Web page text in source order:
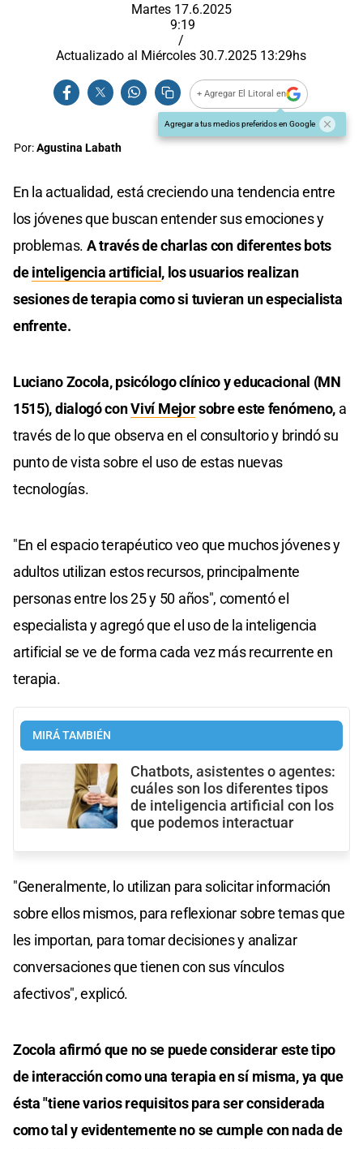
Martes 17.6.2025
9:19
/
Actualizado al Miércoles 30.7.2025 13:29hs
+ Agregar El Litoral en
Agregar a tus medios preferidos en Google
Por:Agustina Labath
En la actualidad, está creciendo una tendencia entre
los jóvenes que buscan entender sus emociones y
problemas. A través de charlas con diferentes bots
deinteligencia artificial, los usuarios realizan
sesiones de terapia como si tuvieran un especialista
enfrente.
Luciano Zocola, psicólogo clínico y educacional (MN
1515), dialogó conViví Mejorsobre este fenómeno, a
través de lo que observa en el consultorio y brindó su
punto de vista sobre el uso de estas nuevas
tecnologías.
"En el espacio terapéutico veo que muchos jóvenes y
adultos utilizan estos recursos, principalmente
personas entre los 25 y 50 años", comentó el
especialista y agregó que el uso de la inteligencia
artificial se ve de forma cada vez más recurrente en
terapia.
MIRÁ TAMBIÉN
Chatbots, asistentes o agentes:
cuáles son los diferentes tipos
de inteligencia artificial con los
que podemos interactuar
"Generalmente, lo utilizan para solicitar información
sobre ellos mismos, para reflexionar sobre temas que
les importan, para tomar decisiones y analizar
conversaciones que tienen con sus vínculos
afectivos", explicó.
Zocola afirmó que no se puede considerar este tipo
de interacción como una terapia en sí misma, ya que
ésta "tiene varios requisitos para ser considerada
como tal y evidentemente no se cumple con nada de